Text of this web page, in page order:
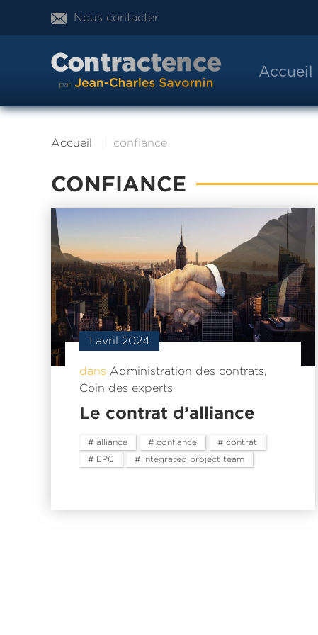
Nous contacter
Accueil
Accueil confiance
CONFIANCE
1 avril 2024
dans Administration des contrats,
Coin des experts
Le contrat d’alliance
# alliance # confiance
# contrat
# EPC
# integrated project team